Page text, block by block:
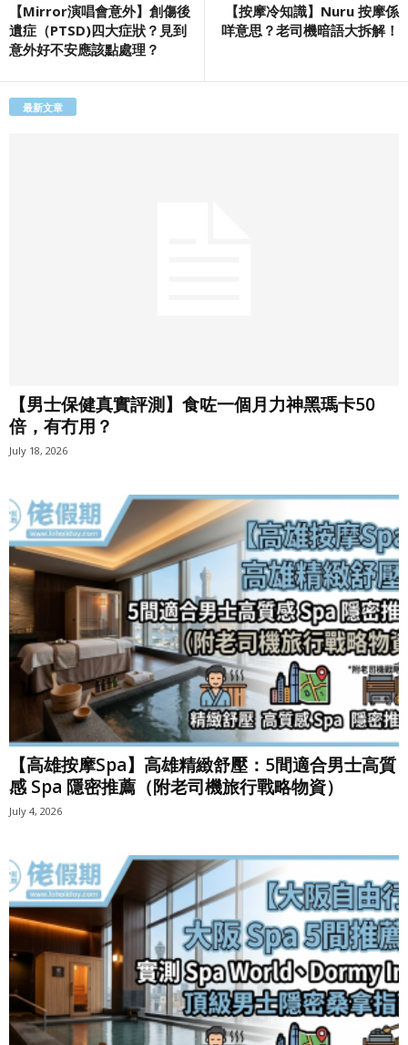
【Mirror演唱會意外】創傷後
遺症（PTSD)四大症狀？見到
意外好不安應該點處理？
【按摩冷知識】Nuru 按摩係
咩意思？老司機暗語大拆解！
最新文章
【男士保健真實評測】食咗一個月力神黑瑪卡50
倍，有冇用？
July 18, 2026
【高雄按摩Spa】高雄精緻舒壓：5間適合男士高質
感 Spa 隱密推薦（附老司機旅行戰略物資）
July 4, 2026